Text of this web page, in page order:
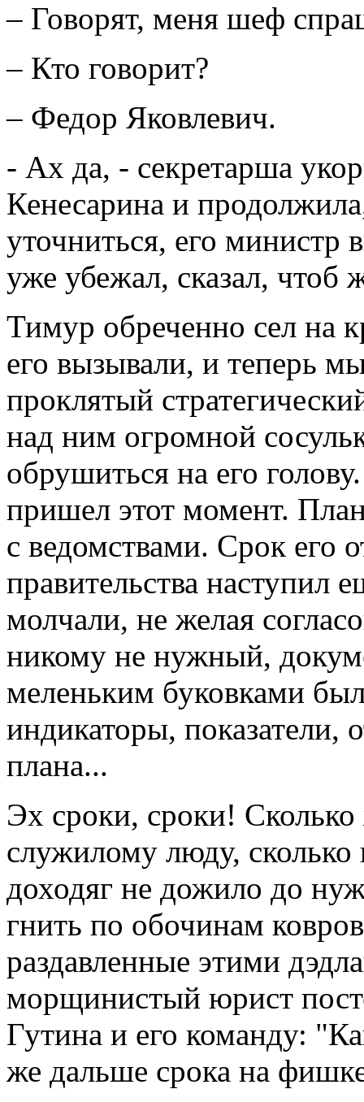
– Говорят, меня шеф
– Кто говорит?
– Федор Яковлевич.
- Ах да, - секретарша
Кенесарина и
уточниться, его министр
уже убежал, сказал, чтоб
Тимур обреченно сел на
его вызывали, и теперь
проклятый
над ним огромной
обрушиться на его
пришел этот момент.
с ведомствами. Срок его
правительства наступил
молчали, не желая
никому не нужный,
меленьким буковками
индикаторы, показатели,
плана...
Эх сроки, сроки!
служилому люду, сколько
доходяг не дожило до
гнить по обочинам
раздавленные этими
морщинистый юрист
Гутина и его команду:
же дальше срока на